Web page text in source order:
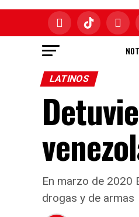
LATINOS
En marzo de 2020
drogas y de armas